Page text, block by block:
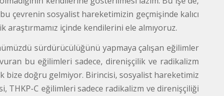
çevrenin sosyalist hareketimizin geçmişinde kalıcı
araştırmamız içinde kendilerini ele almıyoruz.
sürdürücülüğünü yapmaya çalışan eğilimler
bu eğilimleri sadece, direnişçilik ve radikalizm
bize doğru gelmiyor. Birincisi, sosyalist hareketimiz
THKP-C eğilimleri sadece radikalizm ve direnişçiliği